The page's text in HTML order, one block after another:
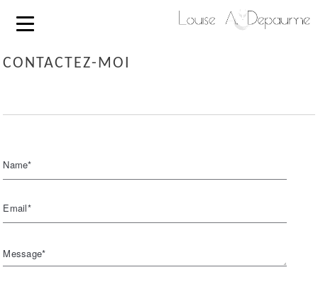
CONTACTEZ-MOI
Name*
Email*
Message*